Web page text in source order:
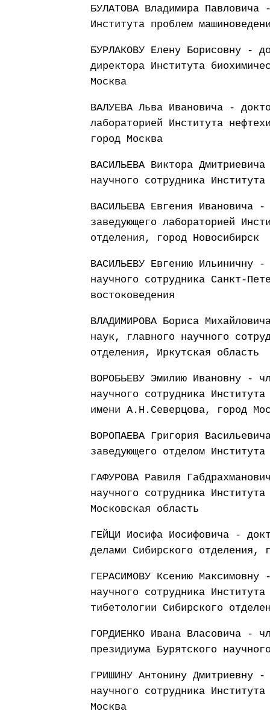
БУЛАТОВА Владимира
Института проблем
БУРЛАКОВУ Елену Борисовну -
директора Института
Москва
ВАЛУЕВА Льва Ивановича -
лабораторией Института
город Москва
ВАСИЛЬЕВА Виктора
научного сотрудника
ВАСИЛЬЕВА Евгения Ивановича
заведующего лабораторией
отделения, город Новосибирск
ВАСИЛЬЕВУ Евгению Ильиничну
научного сотрудника Санкт-
востоковедения
ВЛАДИМИРОВА Бориса
наук, главного научного
отделения, Иркутская область
ВОРОБЬЕВУ Эмилию Ивановну -
научного сотрудника
имени А.Н.Северцова, город
ВОРОПАЕВА Григория
заведующего отделом
ГАФУРОВА Равиля
научного сотрудника
Московская область
ГЕЙЦИ Иосифа Иосифовича -
делами Сибирского отделения,
ГЕРАСИМОВУ Ксению
научного сотрудника
тибетологии Сибирского
ГОРДИЕНКО Ивана Власовича -
президиума Бурятского
ГРИШИНУ Антонину Дмитриевну
научного сотрудника
Москва